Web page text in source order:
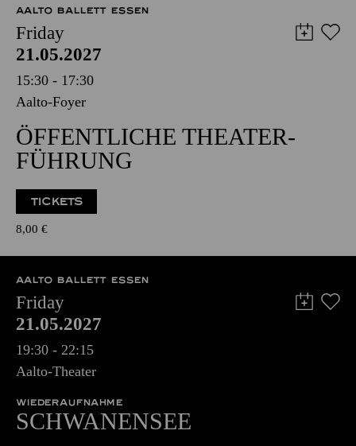
AALTO BALLETT ESSEN
Friday
21.05.2027
15:30 - 17:30
Aalto-Foyer
ÖFFENTLICHE THEATER­
FÜHRUNG
TICKETS
8,00 €
AALTO BALLETT ESSEN
Friday
21.05.2027
19:30 - 22:15
Aalto-Theater
WIEDERAUFNAHME
SCHWANENSEE